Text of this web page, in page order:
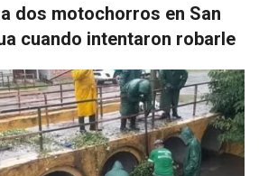
dos motochorros en San
cuando intentaron robarle